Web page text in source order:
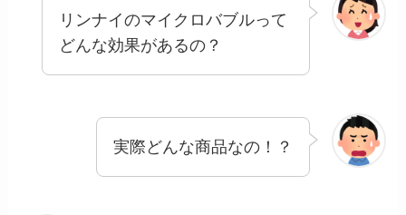
リンナイのマイクロバブルって
どんな効果があるの？
実際どんな商品なの！？